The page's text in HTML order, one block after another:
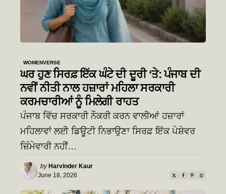
WOMENVERSE
ਘਰ ਹੁਣ ਸਿਰਫ਼ ਇੱਕ ਘੰਟੇ ਦੀ ਦੂਰੀ ‘ਤੇ: ਪੰਜਾਬ ਦੀ
ਨਵੀਂ ਨੀਤੀ ਨਾਲ ਹਜ਼ਾਰਾਂ ਮਹਿਲਾ ਸਰਕਾਰੀ
ਕਰਮਚਾਰੀਆਂ ਨੂੰ ਮਿਲੇਗੀ ਰਾਹਤ
ਪੰਜਾਬ ਵਿੱਚ ਸਰਕਾਰੀ ਨੌਕਰੀ ਕਰਨ ਵਾਲੀਆਂ ਹਜ਼ਾਰਾਂ
ਮਹਿਲਾਵਾਂ ਲਈ ਡਿਊਟੀ ਨਿਭਾਉਣਾ ਸਿਰਫ਼ ਇੱਕ ਪੇਸ਼ੇਵਰ
ਜ਼ਿੰਮੇਵਾਰੀ ਨਹੀਂ…
Posted
by
by Harvinder Kaur
June 18, 2026